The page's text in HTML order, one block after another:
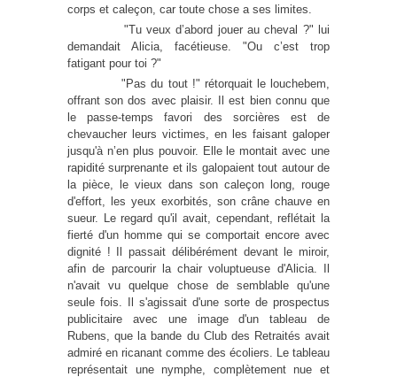
corps et caleçon, car toute chose a ses limites.
"Tu veux d’abord jouer au cheval ?" lui
demandait Alicia, facétieuse. "Ou c’est trop
fatigant pour toi ?"
"Pas du tout !" rétorquait le louchebem,
offrant son dos avec plaisir. Il est bien connu que
le passe-temps favori des sorcières est de
chevaucher leurs victimes, en les faisant galoper
jusqu'à n’en plus pouvoir. Elle le montait avec une
rapidité surprenante et ils galopaient tout autour de
la pièce, le vieux dans son caleçon long, rouge
d'effort, les yeux exorbités, son crâne chauve en
sueur. Le regard qu'il avait, cependant, reflétait la
fierté d'un homme qui se comportait encore avec
dignité ! Il passait délibérément devant le miroir,
afin de parcourir la chair voluptueuse d'Alicia. Il
n'avait vu quelque chose de semblable qu'une
seule fois. Il s'agissait d'une sorte de prospectus
publicitaire avec une image d'un tableau de
Rubens, que la bande du Club des Retraités avait
admiré en ricanant comme des écoliers. Le tableau
représentait une nymphe, complètement nue et